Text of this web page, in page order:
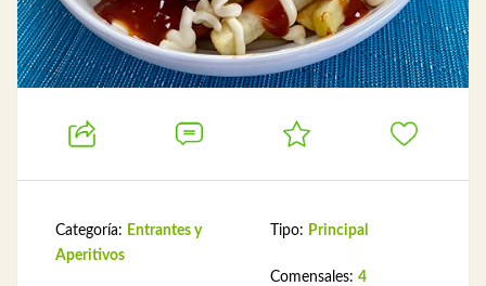
Categoría: Entrantes y
Aperitivos
Tipo: Principal
Comensales: 4